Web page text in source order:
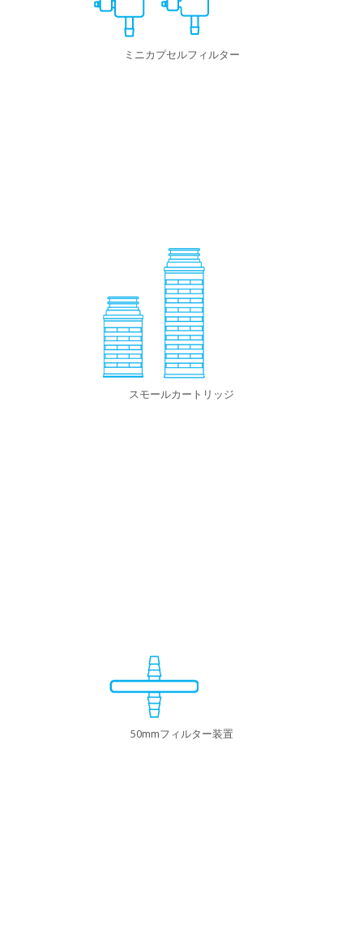
ミニカプセルフィルター
スモールカートリッジ
50mmフィルター装置